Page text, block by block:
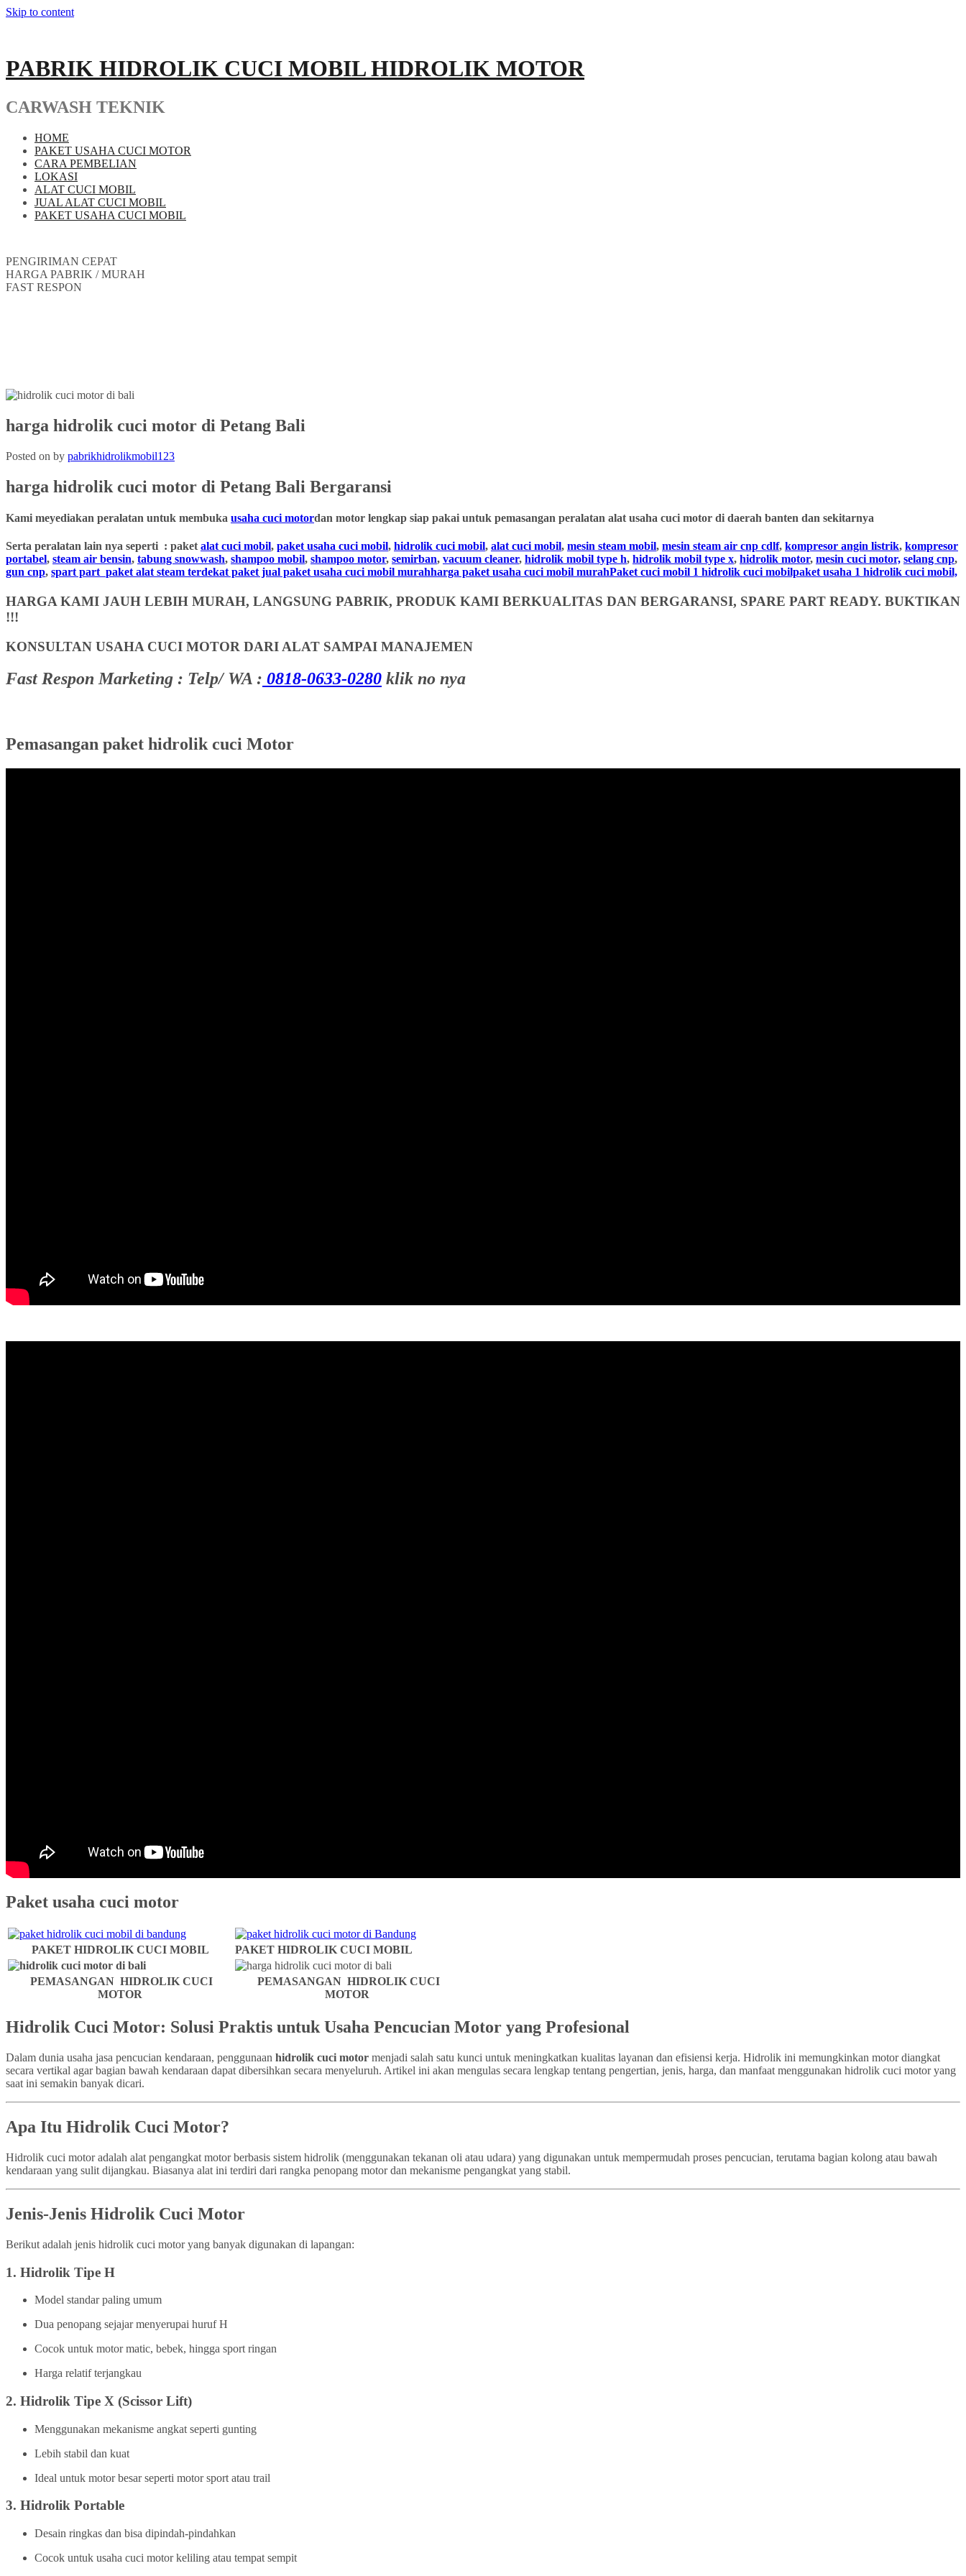
Skip to content
PABRIK HIDROLIK CUCI MOBIL HIDROLIK MOTOR
CARWASH TEKNIK
HOME
PAKET USAHA CUCI MOTOR
CARA PEMBELIAN
LOKASI
ALAT CUCI MOBIL
JUAL ALAT CUCI MOBIL
PAKET USAHA CUCI MOBIL
PENGIRIMAN CEPAT
HARGA PABRIK / MURAH
FAST RESPON
harga hidrolik cuci motor di Petang Bali
Posted on by pabrikhidrolikmobil123
harga hidrolik cuci motor di Petang Bali Bergaransi
Kami meyediakan peralatan untuk membuka usaha cuci motordan motor lengkap siap pakai untuk pemasangan peralatan alat usaha cuci motor di daerah banten dan sekitarnya
Serta peralatan lain nya seperti : paket alat cuci mobil, paket usaha cuci mobil, hidrolik cuci mobil, alat cuci mobil, mesin steam mobil, mesin steam air cnp cdlf, kompresor angin listrik, kompresor
portabel, steam air bensin, tabung snowwash, shampoo mobil, shampoo motor, semirban, vacuum cleaner, hidrolik mobil type h, hidrolik mobil type x, hidrolik motor, mesin cuci motor, selang cnp,
gun cnp, spart part paket alat steam terdekat paket jual paket usaha cuci mobil murahharga paket usaha cuci mobil murahPaket cuci mobil 1 hidrolik cuci mobilpaket usaha 1 hidrolik cuci mobil,
HARGA KAMI JAUH LEBIH MURAH, LANGSUNG PABRIK, PRODUK KAMI BERKUALITAS DAN BERGARANSI, SPARE PART READY. BUKTIKAN
!!!
KONSULTAN USAHA CUCI MOTOR DARI ALAT SAMPAI MANAJEMEN
Fast Respon Marketing : Telp/ WA : 0818-0633-0280 klik no nya
Pemasangan paket hidrolik cuci Motor
Paket usaha cuci motor
PAKET HIDROLIK CUCI MOBIL PAKET HIDROLIK CUCI MOBIL
PEMASANGAN HIDROLIK CUCI
MOTOR
PEMASANGAN HIDROLIK CUCI
MOTOR
Hidrolik Cuci Motor: Solusi Praktis untuk Usaha Pencucian Motor yang Profesional
Dalam dunia usaha jasa pencucian kendaraan, penggunaan hidrolik cuci motor menjadi salah satu kunci untuk meningkatkan kualitas layanan dan efisiensi kerja. Hidrolik ini memungkinkan motor diangkat
secara vertikal agar bagian bawah kendaraan dapat dibersihkan secara menyeluruh. Artikel ini akan mengulas secara lengkap tentang pengertian, jenis, harga, dan manfaat menggunakan hidrolik cuci motor yang
saat ini semakin banyak dicari.
Apa Itu Hidrolik Cuci Motor?
Hidrolik cuci motor adalah alat pengangkat motor berbasis sistem hidrolik (menggunakan tekanan oli atau udara) yang digunakan untuk mempermudah proses pencucian, terutama bagian kolong atau bawah
kendaraan yang sulit dijangkau. Biasanya alat ini terdiri dari rangka penopang motor dan mekanisme pengangkat yang stabil.
Jenis-Jenis Hidrolik Cuci Motor
Berikut adalah jenis hidrolik cuci motor yang banyak digunakan di lapangan:
1. Hidrolik Tipe H
Model standar paling umum
Dua penopang sejajar menyerupai huruf H
Cocok untuk motor matic, bebek, hingga sport ringan
Harga relatif terjangkau
2. Hidrolik Tipe X (Scissor Lift)
Menggunakan mekanisme angkat seperti gunting
Lebih stabil dan kuat
Ideal untuk motor besar seperti motor sport atau trail
3. Hidrolik Portable
Desain ringkas dan bisa dipindah-pindahkan
Cocok untuk usaha cuci motor keliling atau tempat sempit